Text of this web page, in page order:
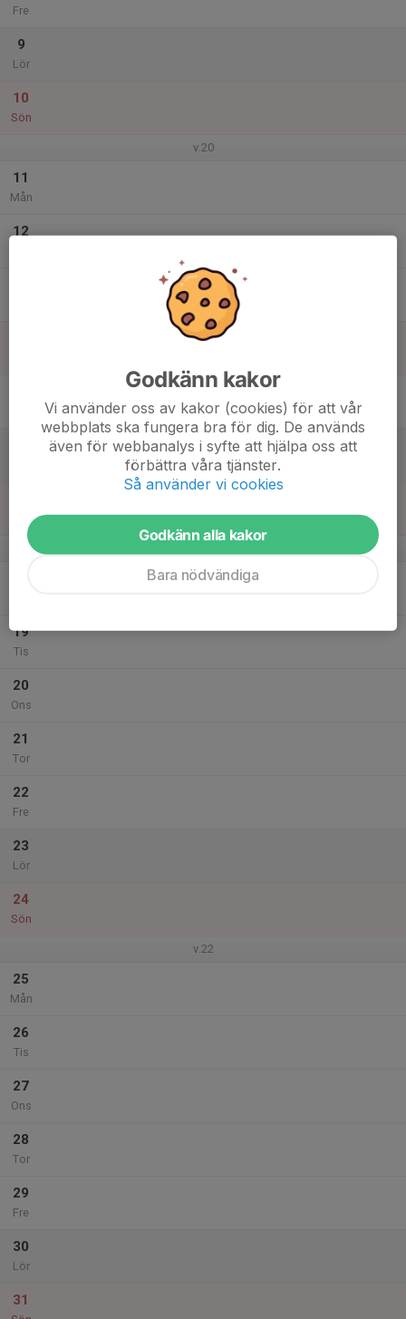
Fre
9
Lör
10
Sön
v.20
11
Mån
12
19
Tis
20
Ons
21
Tor
22
Fre
23
Lör
24
Sön
v.22
25
Mån
26
Tis
27
Ons
28
Tor
29
Fre
30
Lör
31
Godkänn kakor
Vi använder oss av kakor (cookies) för att vår
webbplats ska fungera bra för dig. De används
även för webbanalys i syfte att hjälpa oss att
förbättra våra tjänster.
Så använder vi cookies
Godkänn alla kakor
Bara nödvändiga